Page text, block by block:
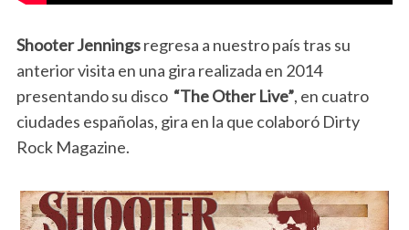
Shooter Jenningsregresa a nuestro país tras su
anterior visita en una gira realizada en 2014
presentando su disco “The Other Live”, en cuatro
ciudades españolas, gira en la que colaboró Dirty
Rock Magazine.